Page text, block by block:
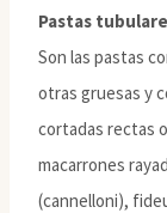
Pastas
Son las pastas
otras gruesas y
cortadas rectas
macarrones
(cannelloni),